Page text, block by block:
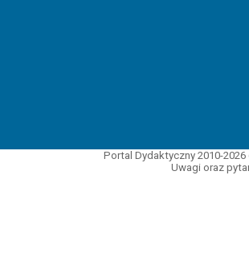
Portal Dydaktyczny 2010-
Uwagi oraz